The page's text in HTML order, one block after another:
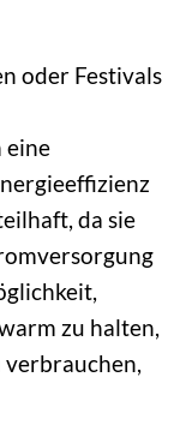
oder Festivals
eine
da sie
zu halten,
verbrauchen,